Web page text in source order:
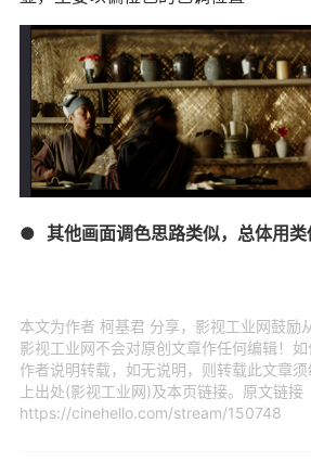
● 其他画面调色思路类似，总体用
本文为作者 柯基君 分享，影视工业网鼓励
影视工业网不会对原创文章作任何编辑！
作者说明转载，如无说明，则转载此文章
上出处(影视工业网)及本页链接。原文链接
https://cinehello.com/stream/150748